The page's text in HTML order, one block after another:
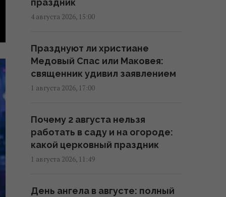
(карта)
Синоптик сообщила об
окончании аномальной жары:
где первыми почувствуют
6 августа жара в Киеве
достигнет апогея: разогреет
4 августа 2026, 15:00
Празднуют ли христиане
Медовый Спас или Маковея:
священник удивил заявлением
1 августа 2026, 17:00
Почему 2 августа нельзя
работать в саду и на огороде:
какой церковный праздник
1 августа 2026, 11:49
День ангела в августе: полный